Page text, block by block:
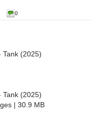
0
Tank (2025)
Tank (2025)
| 30.9 MB